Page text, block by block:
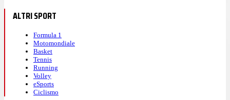
ALTRI SPORT
Formula 1
Motomondiale
Basket
Tennis
Running
Volley
eSports
Ciclismo